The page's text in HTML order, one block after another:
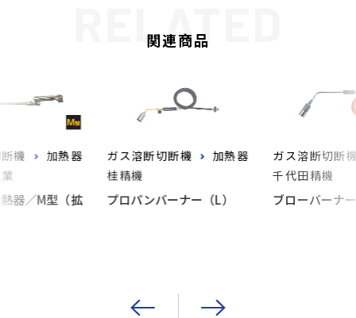
関連商品
機
加熱器
器／M型（拡
ガス溶断切断機
加熱器
桂精機
プロパンバーナー（L）
ガス溶断切断
千代田精機
ブローバーナ